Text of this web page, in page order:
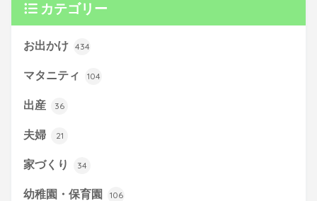
カテゴリー
お出かけ 434
マタニティ 104
出産 36
夫婦 21
家づくり 34
幼稚園・保育園 106